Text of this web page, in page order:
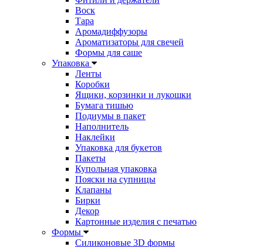
Воск
Тара
Аромадиффузоры
Ароматизаторы для свечей
Формы для саше
Упаковка
Ленты
Коробки
Ящики, корзинки и лукошки
Бумага тишью
Подиумы в пакет
Наполнитель
Наклейки
Упаковка для букетов
Пакеты
Купольная упаковка
Пояски на супницы
Клапаны
Бирки
Декор
Картонные изделия с печатью
Формы
Силиконовые 3D формы